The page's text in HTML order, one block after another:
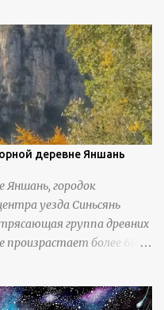
или семи поколений.
деревне Яншань
Яншань, городок
уезда Синьсянь
группа древних
произрастает более 6800